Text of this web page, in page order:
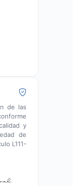
de las
y
de
L111-